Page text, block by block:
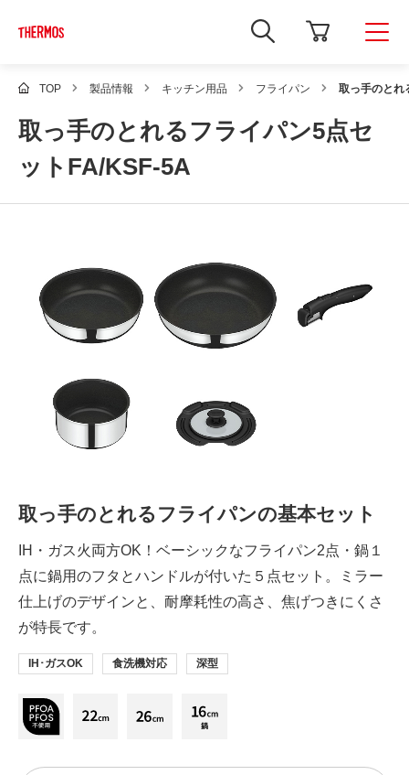
新
し
ィ
ン
ウ
で
ト
開
ま
す
TOP 製品情報 キッチン用品 フライパン 取っ手のとれ
取っ手のとれるフライパン5点セ
ットFA/KSF-5A
取っ手のとれるフライパンの基本セット
IH・ガス火両方OK！ベーシックなフライパン2点・鍋１
点に鍋用のフタとハンドルが付いた５点セット。ミラー
仕上げのデザインと、耐摩耗性の高さ、焦げつきにくさ
が特長です。
IH･ガスOK 食洗機対応 深型